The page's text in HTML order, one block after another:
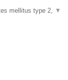
mellitus type 2, ▼